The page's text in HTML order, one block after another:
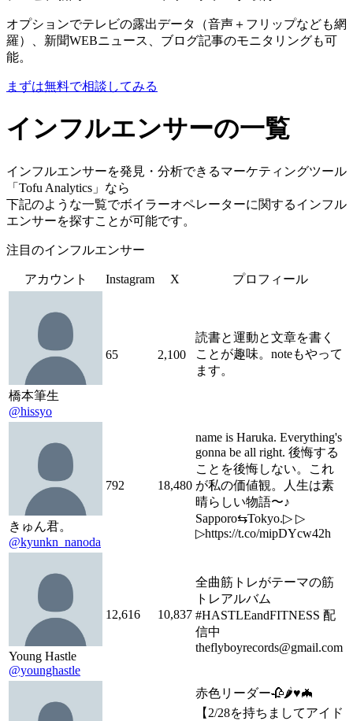
オプションでテレビの露出データ（音声＋フリップなども網
羅）、新聞WEBニュース、ブログ記事のモニタリングも可
能。
まずは無料で相談してみる
インフルエンサーの一覧
インフルエンサーを発見・分析できるマーケティングツール
「Tofu Analytics」なら
下記のような一覧でボイラーオペレーターに関するインフル
エンサーを探すことが可能です。
注目のインフルエンサー
アカウント Instagram X プロフィール
橋本筆生
@hissyo
65 2,100
読書と運動と文章を書く
ことが趣味。noteもやって
ます。
きゅん君。
@kyunkn_nanoda
792 18,480
name is Haruka. Everything's
gonna be all right. 後悔する
ことを後悔しない。これ
が私の価値観。人生は素
晴らしい物語〜♪
Sapporo⇆Tokyo.▷ ▷
▷https://t.co/mipDYcw42h
Young Hastle
@younghastle
12,616 10,837
全曲筋トレがテーマの筋
トレアルバム
#HASTLEandFITNESS 配
信中
theflyboyrecords@gmail.com
赤色リーダー🥀🌶♥️🦇
【2/28を持ちましてアイド